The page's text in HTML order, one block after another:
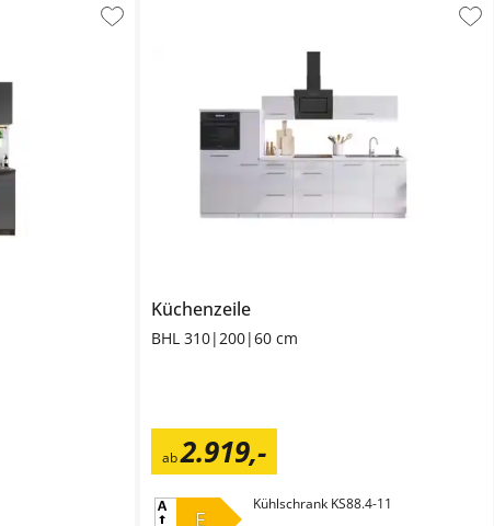
Küchenzeile
BHL 310|200|60 cm
ab2.919,-
E
Kühlschrank KS88.4-11